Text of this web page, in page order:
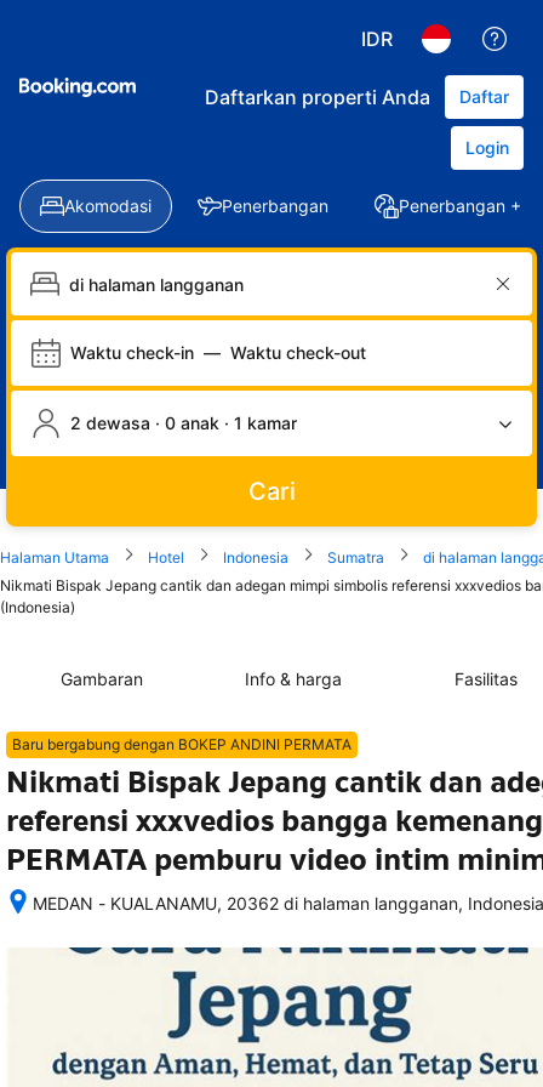
IDR
Daftarkan properti Anda Daftar
Login
Akomodasi Penerbangan Penerbangan +
Waktu check-in — Waktu check-out
2 dewasa · 0 anak · 1 kamar
Cari
Halaman Utama Hotel Indonesia Sumatra
di halaman
Nikmati Bispak Jepang cantik dan adegan mimpi simbolis referensi xxxvedios
(Indonesia)
Gambaran Info & harga Fasilitas
Baru bergabung dengan BOKEP ANDINI PERMATA
Nikmati Bispak Jepang cantik dan
referensi xxxvedios bangga
PERMATA pemburu video intim
MEDAN - KUALANAMU, 20362 di halaman langganan, Indonesia
memesan,
termasuk
nomor